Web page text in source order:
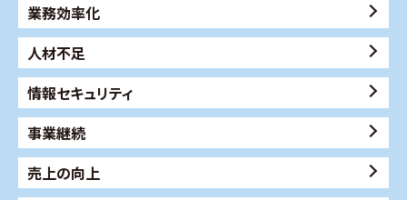
業務効率化
人材不足
情報セキュリティ
事業継続
売上の向上